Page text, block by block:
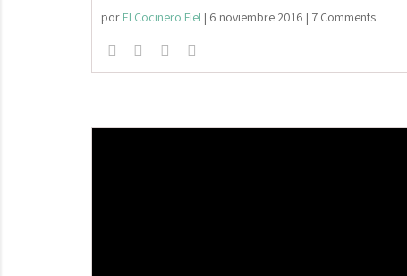
por El Cocinero Fiel| 6 noviembre 2016 | 7 Comments